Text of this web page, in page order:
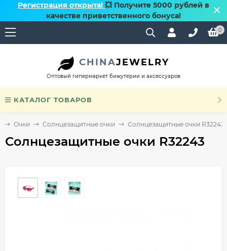
Регистрация открыта! 💥 Получите 5000 рублей в
качестве приветственного бонуса!
0
CHINAJEWELRY
Оптовый гипермаркет бижутерии и аксессуаров
КАТАЛОГ ТОВАРОВ
Очки Солнцезащитные очки Солнцезащитные очки R32243
Солнцезащитные очки R32243